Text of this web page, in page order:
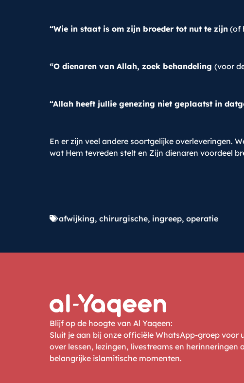
“Wie in staat is om zijn broeder tot nut te zijn (of
“O dienaren van Allah, zoek behandeling (voor
“Allah heeft jullie genezing niet geplaatst in
En er zijn veel andere soortgelijke overleveringen.
wat Hem tevreden stelt en Zijn dienaren voordeel
afwijking, chirurgische, ingreep, operatie
Blijf op de hoogte van Al Yaqeen:
Sluit je aan bij onze officiële WhatsApp-groep voor
over lessen, lezingen, livestreams en herinneringen
belangrijke islamitische momenten.